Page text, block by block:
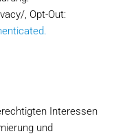
, Opt-Out:
Interessen
und